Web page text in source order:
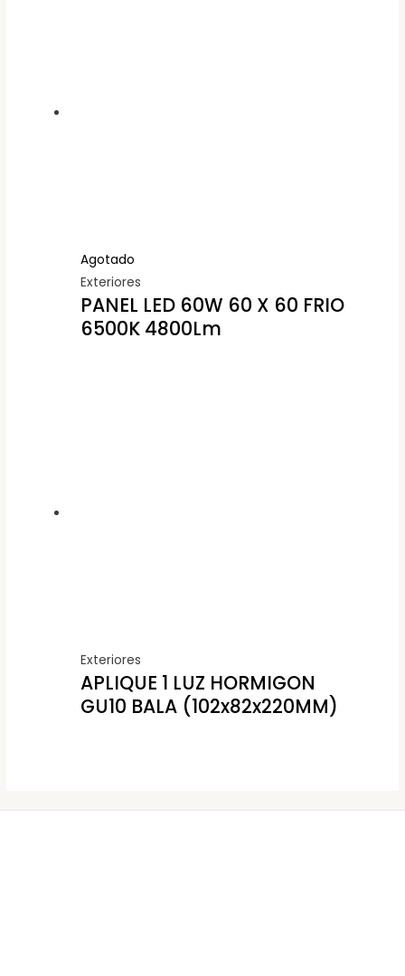
Agotado
Exteriores
PANEL LED 60W 60 X 60 FRIO
6500K 4800Lm
Exteriores
APLIQUE 1 LUZ HORMIGON
GU10 BALA (102x82x220MM)